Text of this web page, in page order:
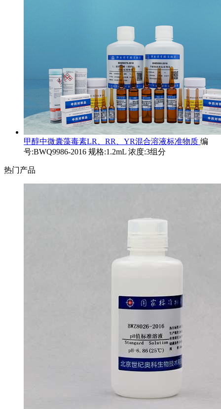
甲醇中微囊藻毒素LR、RR、YR混合溶液标准物质 编
号:BWQ9986-2016 规格:1.2mL 浓度:3组分
热门产品